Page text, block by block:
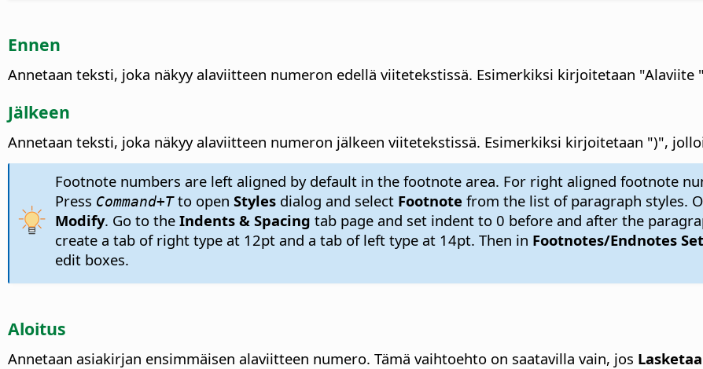
Ennen
Annetaan teksti, joka näkyy alaviitteen numeron edellä viitetekstissä. Esimerkiksi kirjoitetaan "Alaviite
Jälkeen
Annetaan teksti, joka näkyy alaviitteen numeron jälkeen viitetekstissä. Esimerkiksi kirjoitetaan ")",
Footnote numbers are left aligned by default in the footnote area. For right aligned footnote
Press Command+Tto open Stylesdialog and select Footnote from the list of paragraph styles.
Modify. Go to the Indents & Spacing tab page and set indent to 0 before and after the
create a tab of right type at 12pt and a tab of left type at 14pt. Then in Footnotes/Endnotes
edit boxes.
Aloitus
Annetaan asiakirjan ensimmäisen alaviitteen numero. Tämä vaihtoehto on saatavilla vain, jos